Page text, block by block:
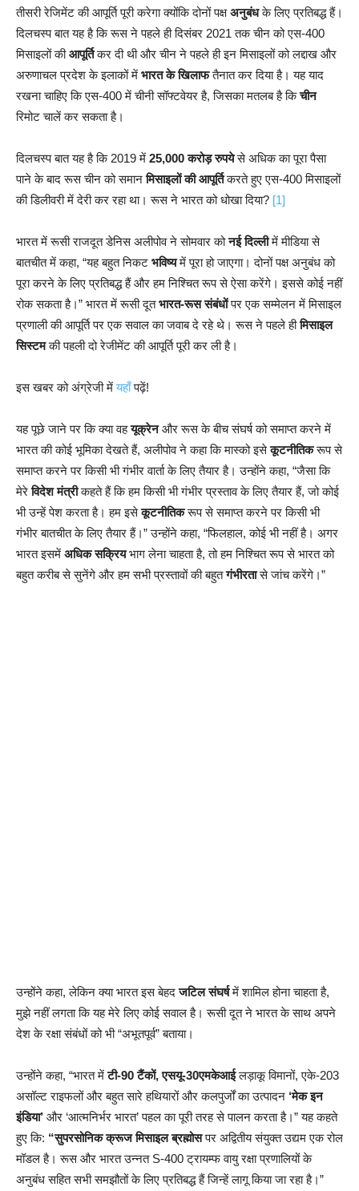
तीसरी रेजिमेंट की आपूर्ति पूरी करेगा क्योंकि दोनों पक्षअनुबंधके लिए प्रतिबद्ध हैं।
दिलचस्प बात यह है कि रूस ने पहले ही दिसंबर 2021 तक चीन को एस-400
मिसाइलों कीआपूर्तिकर दी थी और चीन ने पहले ही इन मिसाइलों को लद्दाख और
अरुणाचल प्रदेश के इलाकों में भारत के खिलाफतैनात कर दिया है। यह याद
रखना चाहिए कि एस-400 में चीनी सॉफ्टवेयर है, जिसका मतलब है किचीन
रिमोट चालें कर सकता है।
दिलचस्प बात यह है कि 2019 में 25,000 करोड़ रुपयेसे अधिक का पूरा पैसा
पाने के बाद रूस चीन को समानमिसाइलों की आपूर्तिकरते हुए एस-400 मिसाइलों
की डिलीवरी में देरी कर रहा था। रूस ने भारत को धोखा दिया? [1]
भारत में रूसी राजदूत डेनिस अलीपोव ने सोमवार कोनई दिल्लीमें मीडिया से
बातचीत में कहा, “यह बहुत निकट भविष्यमें पूरा हो जाएगा। दोनों पक्ष अनुबंध को
पूरा करने के लिए प्रतिबद्ध हैं और हम निश्चित रूप से ऐसा करेंगे। इससे कोई नहीं
रोक सकता है।” भारत में रूसी दूतभारत-रूस संबंधोंपर एक सम्मेलन में मिसाइल
प्रणाली की आपूर्ति पर एक सवाल का जवाब दे रहे थे। रूस ने पहले हीमिसाइल
सिस्टमकी पहली दो रेजीमेंट की आपूर्ति पूरी कर ली है।
इस खबर को अंग्रेजी मेंयहाँपढ़ें!
यह पूछे जाने पर कि क्या वहयूक्रेनऔर रूस के बीच संघर्ष को समाप्त करने में
भारत की कोई भूमिका देखते हैं, अलीपोव ने कहा कि मास्को इसेकूटनीतिकरूप से
समाप्त करने पर किसी भी गंभीर वार्ता के लिए तैयार है। उन्होंने कहा, “जैसा कि
मेरेविदेश मंत्रीकहते हैं कि हम किसी भी गंभीर प्रस्ताव के लिए तैयार हैं, जो कोई
भी उन्हें पेश करता है। हम इसेकूटनीतिकरूप से समाप्त करने पर किसी भी
गंभीर बातचीत के लिए तैयार हैं।” उन्होंने कहा, “फिलहाल, कोई भी नहीं है। अगर
भारत इसमें अधिक सक्रियभाग लेना चाहता है, तो हम निश्चित रूप से भारत को
बहुत करीब से सुनेंगे और हम सभी प्रस्तावों की बहुतगंभीरतासे जांच करेंगे।”
उन्होंने कहा, लेकिन क्या भारत इस बेहदजटिल संघर्षमें शामिल होना चाहता है,
मुझे नहीं लगता कि यह मेरे लिए कोई सवाल है। रूसी दूत ने भारत के साथ अपने
देश के रक्षा संबंधों को भी “अभूतपूर्व” बताया।
उन्होंने कहा, “भारत मेंटी-90 टैंकों, एसयू-30एमकेआईलड़ाकू विमानों, एके-203
असॉल्ट राइफलों और बहुत सारे हथियारों और कलपुर्जों का उत्पादन ‘मेक इन
इंडिया’ और ‘आत्मनिर्भर भारत’ पहल का पूरी तरह से पालन करता है।” यह कहते
हुए कि: “सुपरसोनिक क्रूज मिसाइल ब्रह्मोसपर अद्वितीय संयुक्त उद्यम एक रोल
मॉडल है। रूस और भारत उन्नत S-400 ट्रायम्फ वायु रक्षा प्रणालियों के
अनुबंध सहित सभी समझौतों के लिए प्रतिबद्ध हैं जिन्हें लागू किया जा रहा है।”